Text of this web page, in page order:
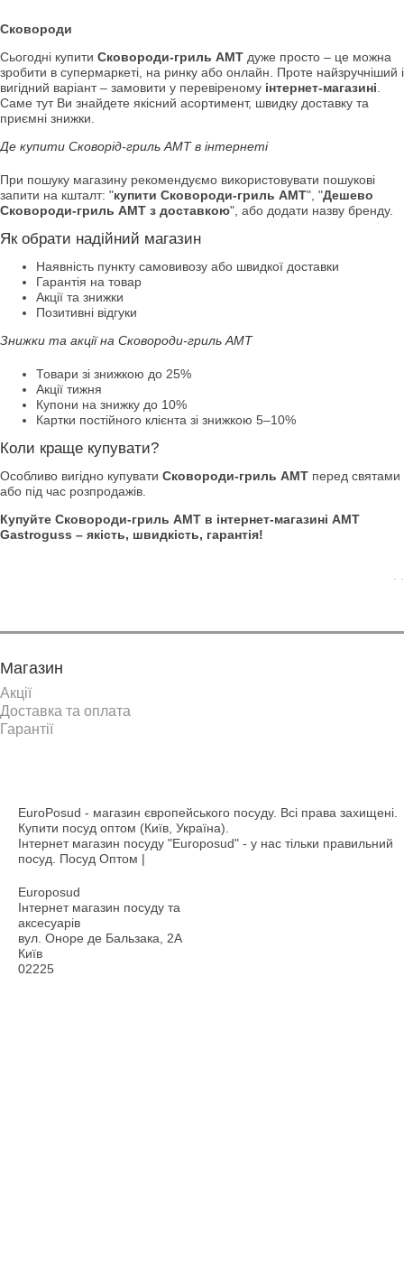
Сковороди
Сьогодні купити Сковороди-гриль АМТ дуже просто – це можна
зробити в супермаркеті, на ринку або онлайн. Проте найзручніший і
вигідний варіант – замовити у перевіреному інтернет-магазині
Саме тут Ви знайдете якісний асортимент, швидку доставку та
приємні знижки.
Де купити Сковорід-гриль АМТ в інтернеті
При пошуку магазину рекомендуємо використовувати пошукові
запити на кшталт: "купити Сковороди-гриль АМТ", "Дешево
Сковороди-гриль АМТ з доставкою", або додати назву бренду.
Як обрати надійний магазин
Наявність пункту самовивозу або швидкої доставки
Гарантія на товар
Акції та знижки
Позитивні відгуки
Знижки та акції на Сковороди-гриль АМТ
Товари зі знижкою до 25%
Акції тижня
Купони на знижку до 10%
Картки постійного клієнта зі знижкою 5–10%
Коли краще купувати?
Особливо вигідно купувати Сковороди-гриль АМТ перед святами
або під час розпродажів.
Купуйте Сковороди-гриль АМТ в інтернет-магазині AMT
Gastroguss – якість, швидкість, гарантія!
Магазин
Акції
Доставка та оплата
Гарантії
EuroPosud - магазин європейського посуду. Всі права захищені.
Купити посуд оптом (Київ, Україна).
Інтернет магазин посуду "Europosud" - у нас тільки правильний
посуд. Посуд Оптом |
Europosud
Інтернет магазин посуду та
аксесуарів
вул. Оноре де Бальзака, 2А
Київ
02225